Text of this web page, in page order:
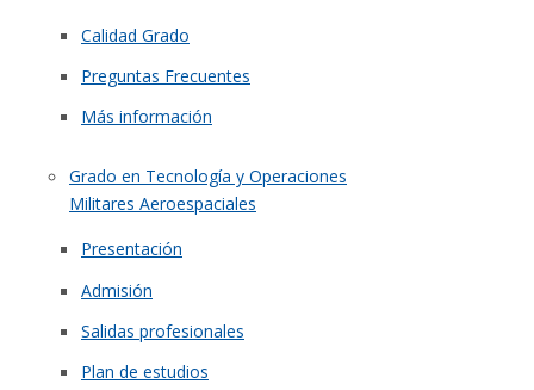
Calidad Grado
Preguntas Frecuentes
Más información
Grado en Tecnología y Operaciones
Militares Aeroespaciales
Presentación
Admisión
Salidas profesionales
Plan de estudios